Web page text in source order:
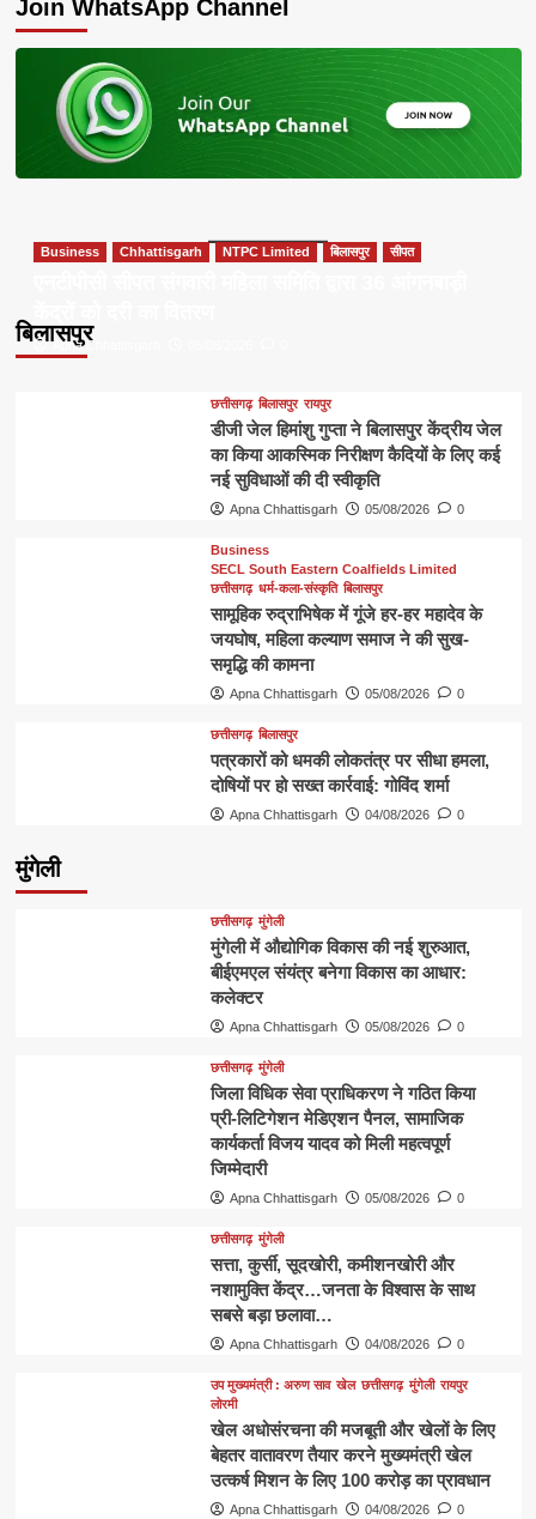
Join WhatsApp Channel
बिलासपुर
Business Chhattisgarh NTPC Limited बिलासपुर सीपत
Apna Chhattisgarh
छत्तीसगढ़ बिलासपुर रायपुर
डीजी जेल हिमांशु गुप्ता ने बिलासपुर केंद्रीय जेल
का किया आकस्मिक निरीक्षण कैदियों के लिए कई
नई सुविधाओं की दी स्वीकृति
Apna Chhattisgarh 05/08/2026 0
Business
SECL South Eastern Coalfields Limited
छत्तीसगढ़ धर्म-कला-संस्कृति बिलासपुर
सामूहिक रुद्राभिषेक में गूंजे हर-हर महादेव के
जयघोष, महिला कल्याण समाज ने की सुख-
समृद्धि की कामना
Apna Chhattisgarh 05/08/2026 0
छत्तीसगढ़ बिलासपुर
पत्रकारों को धमकी लोकतंत्र पर सीधा हमला,
दोषियों पर हो सख्त कार्रवाई: गोविंद शर्मा
Apna Chhattisgarh 04/08/2026 0
मुंगेली
छत्तीसगढ़ मुंगेली
मुंगेली में औद्योगिक विकास की नई शुरुआत,
बीईएमएल संयंत्र बनेगा विकास का आधार:
कलेक्टर
Apna Chhattisgarh 05/08/2026 0
छत्तीसगढ़ मुंगेली
जिला विधिक सेवा प्राधिकरण ने गठित किया
प्री-लिटिगेशन मेडिएशन पैनल, सामाजिक
कार्यकर्ता विजय यादव को मिली महत्वपूर्ण
जिम्मेदारी
Apna Chhattisgarh 05/08/2026 0
छत्तीसगढ़ मुंगेली
​सत्ता, कुर्सी, सूदखोरी, कमीशनखोरी और
नशामुक्ति केंद्र…जनता के विश्वास के साथ
सबसे बड़ा छलावा…
Apna Chhattisgarh 04/08/2026 0
उप मुख्यमंत्री : अरुण साव खेल छत्तीसगढ़ मुंगेली रायपुर
लोरमी
खेल अधोसंरचना की मजबूती और खेलों के लिए
बेहतर वातावरण तैयार करने मुख्यमंत्री खेल
उत्कर्ष मिशन के लिए 100 करोड़ का प्रावधान
Apna Chhattisgarh 04/08/2026 0